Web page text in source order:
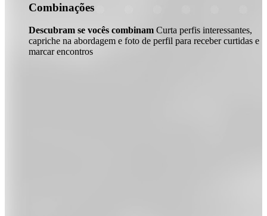
Combinações
Descubram se vocês combinam Curta perfis interessantes,
capriche na abordagem e foto de perfil para receber curtidas e
marcar encontros